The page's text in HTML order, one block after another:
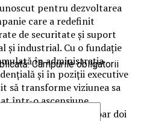
pentru dezvoltarea
care a redefinit
de securitate și suport
și industrial. Cu o fundație
în administrația
și în poziții executive
să transforme viziunea sa
într-o ascensiune
400 de angajați în doar doi
Câmpurile obligatorii